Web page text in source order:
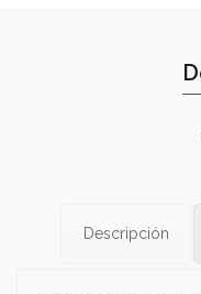
Descripción